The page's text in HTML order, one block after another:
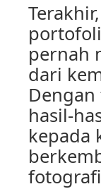
pernah
dari
hasil-
kepada